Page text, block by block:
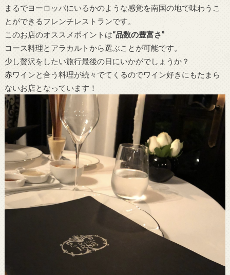
まるでヨーロッパにいるかのような感覚を南国の地で味わうこ
とができるフレンチレストランです。
このお店のオススメポイントは“品数の豊富さ”
コース料理とアラカルトから選ぶことが可能です。
少し贅沢をしたい旅行最後の日にいかがでしょうか？
赤ワインと合う料理が続々でてくるのでワイン好きにもたまら
ないお店となっています！